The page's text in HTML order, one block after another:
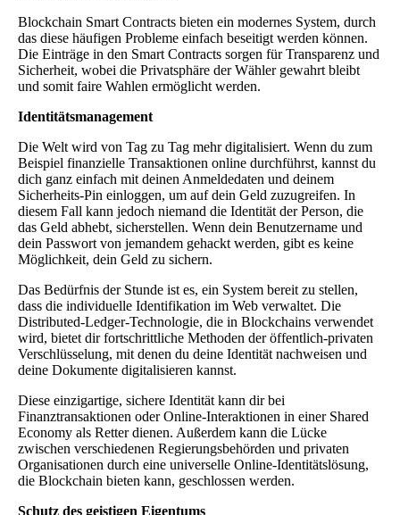
Blockchain Smart Contracts bieten ein modernes System, durch
das diese häufigen Probleme einfach beseitigt werden können.
Die Einträge in den Smart Contracts sorgen für Transparenz und
Sicherheit, wobei die Privatsphäre der Wähler gewahrt bleibt
und somit faire Wahlen ermöglicht werden.
Identitätsmanagement
Die Welt wird von Tag zu Tag mehr digitalisiert. Wenn du zum
Beispiel finanzielle Transaktionen online durchführst, kannst du
dich ganz einfach mit deinen Anmeldedaten und deinem
Sicherheits-Pin einloggen, um auf dein Geld zuzugreifen. In
diesem Fall kann jedoch niemand die Identität der Person, die
das Geld abhebt, sicherstellen. Wenn dein Benutzername und
dein Passwort von jemandem gehackt werden, gibt es keine
Möglichkeit, dein Geld zu sichern.
Das Bedürfnis der Stunde ist es, ein System bereit zu stellen,
dass die individuelle Identifikation im Web verwaltet. Die
Distributed-Ledger-Technologie, die in Blockchains verwendet
wird, bietet dir fortschrittliche Methoden der öffentlich-privaten
Verschlüsselung, mit denen du deine Identität nachweisen und
deine Dokumente digitalisieren kannst.
Diese einzigartige, sichere Identität kann dir bei
Finanztransaktionen oder Online-Interaktionen in einer Shared
Economy als Retter dienen. Außerdem kann die Lücke
zwischen verschiedenen Regierungsbehörden und privaten
Organisationen durch eine universelle Online-Identitätslösung,
die Blockchain bieten kann, geschlossen werden.
Schutz des geistigen Eigentums